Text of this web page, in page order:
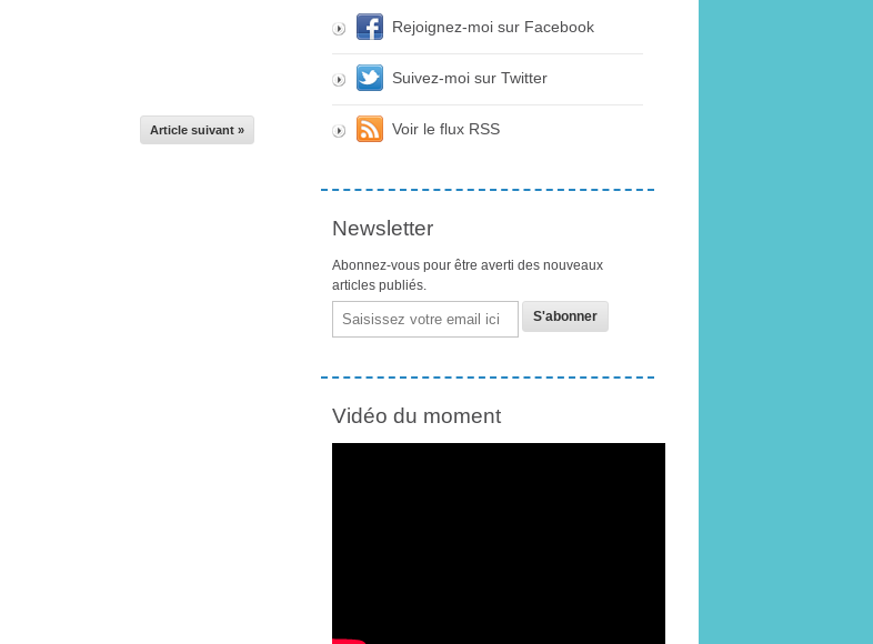
Article suivant »
Rejoignez-moi sur Facebook
Suivez-moi sur Twitter
Voir le flux RSS
Newsletter
Abonnez-vous pour être averti des nouveaux
articles publiés.
Email
Vidéo du moment